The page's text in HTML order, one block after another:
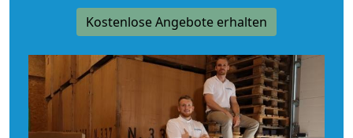
Kostenlose Angebote erhalten